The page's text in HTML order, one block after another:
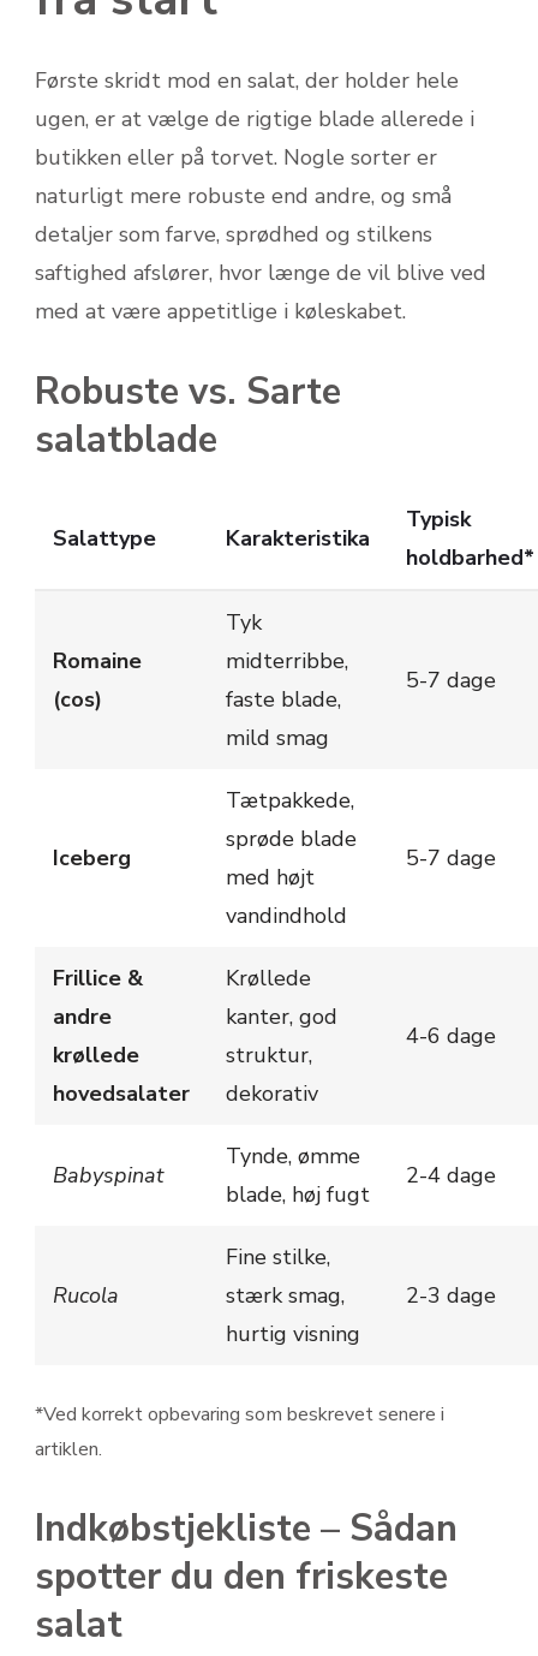
Første skridt mod en salat, der holder hele
ugen, er at vælge de rigtige blade allerede i
butikken eller på torvet. Nogle sorter er
naturligt mere robuste end andre, og små
detaljer som farve, sprødhed og stilkens
saftighed afslører, hvor længe de vil blive ved
med at være appetitlige i køleskabet.
Robuste vs. Sarte
salatblade
Salattype Karakteristika
Typisk
holdbarhed*
Romaine
(cos)
Tyk
midterribbe,
faste blade,
mild smag
5-7 dage
Iceberg
Tætpakkede,
sprøde blade
med højt
vandindhold
5-7 dage
Frillice &
andre
krøllede
hovedsalater
Krøllede
kanter, god
struktur,
dekorativ
4-6 dage
Babyspinat
Tynde, ømme
blade, høj fugt
2-4 dage
Rucola
Fine stilke,
stærk smag,
hurtig visning
2-3 dage
*Ved korrekt opbevaring som beskrevet senere i
artiklen.
Indkøbstjekliste – Sådan
spotter du den friskeste
salat